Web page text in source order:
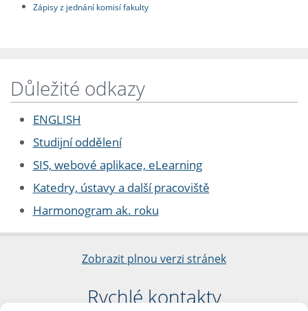
Zápisy z jednání komisí fakulty
Důležité odkazy
ENGLISH
Studijní oddělení
SIS, webové aplikace, eLearning
Katedry, ústavy a další pracoviště
Harmonogram ak. roku
Zobrazit plnou verzi stránek
Rychlé kontakty